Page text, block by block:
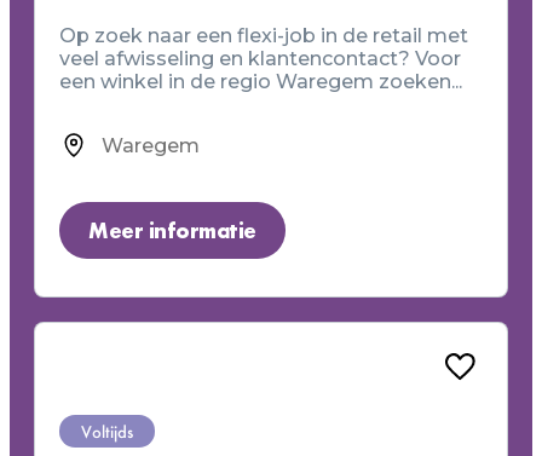
Op zoek naar een flexi-job in de retail met
veel afwisseling en klantencontact? Voor
een winkel in de regio Waregem zoeken...
Waregem
Meer informatie
Voltijds